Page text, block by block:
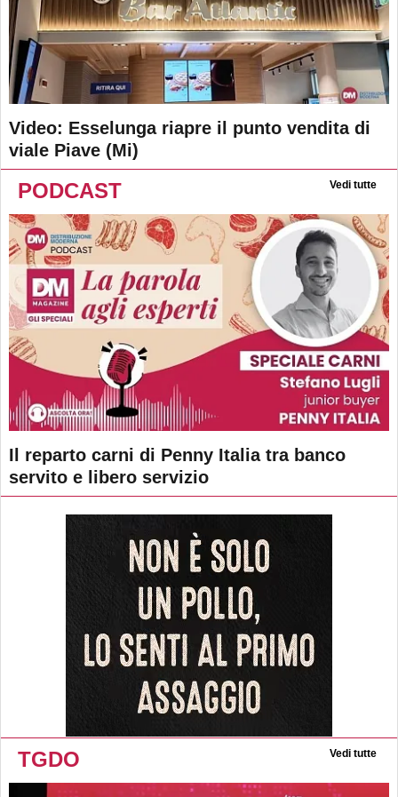
Video: Esselunga riapre il punto vendita di
viale Piave (Mi)
PODCAST Vedi tutte
Il reparto carni di Penny Italia tra banco
servito e libero servizio
TGDO Vedi tutte